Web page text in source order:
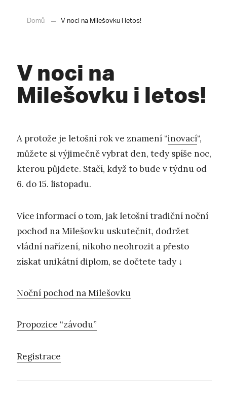
Domů V noci na Milešovku i letos!
V noci na
Milešovku i letos!
A protože je letošní rok ve znamení “inovací“,
můžete si výjimečně vybrat den, tedy spíše noc,
kterou půjdete. Stačí, když to bude v týdnu od
6. do 15. listopadu.
Více informací o tom, jak letošní tradiční noční
pochod na Milešovku uskutečnit, dodržet
vládní nařízení, nikoho neohrozit a přesto
získat unikátní diplom, se dočtete tady ↓
Noční pochod na Milešovku
Propozice “závodu”
Registrace